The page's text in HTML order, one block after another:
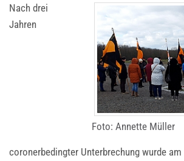
Foto: Annette Müller
Nach drei
Jahren
coronerbedingter Unterbrechung wurde